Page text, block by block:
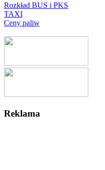
Rozkład BUS i PKS
TAXI
Ceny paliw
Reklama